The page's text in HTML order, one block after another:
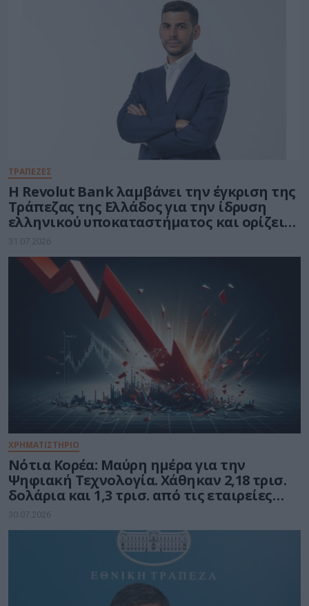
ΤΡΑΠΕΖΕΣ
Η Revolut Bank λαμβάνει την έγκριση της
Τράπεζας της Ελλάδος για την ίδρυση
ελληνικού υποκαταστήματος και ορίζει
τον Βασίλη Αμεράνη Γενικό Διευθυντή
31.07.2026
ΧΡΗΜΑΤΙΣΤΗΡΙΟ
Νότια Κορέα: Μαύρη ημέρα για την
Ψηφιακή Τεχνολογία. Χάθηκαν 2,18 τρισ.
δολάρια και 1,3 τρισ. από τις εταιρείες
ημιαγωγών
30.07.2026